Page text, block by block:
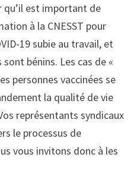
qu’il est important de
à la CNESST pour
19 subie au travail, et
bénins. Les cas de «
personnes vaccinées se
la qualité de vie
représentants syndicaux
le processus de
vous invitons donc à les